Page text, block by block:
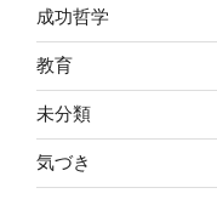
成功哲学
教育
未分類
気づき